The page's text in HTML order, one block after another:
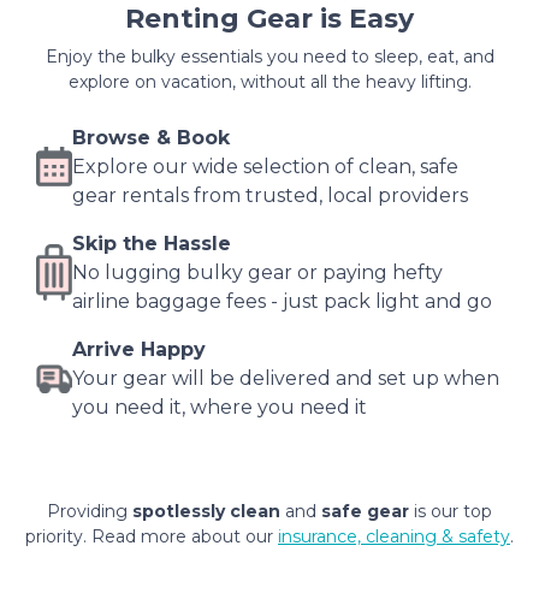
Renting Gear is Easy
Enjoy the bulky essentials you need to sleep, eat, and
explore on vacation, without all the heavy lifting.
Browse & Book
Explore our wide selection of clean, safe
gear rentals from trusted, local providers
Skip the Hassle
No lugging bulky gear or paying hefty
airline baggage fees - just pack light and go
Arrive Happy
Your gear will be delivered and set up when
you need it, where you need it
Providing spotlessly clean and safe gear is our top
priority. Read more about our insurance, cleaning & safety.